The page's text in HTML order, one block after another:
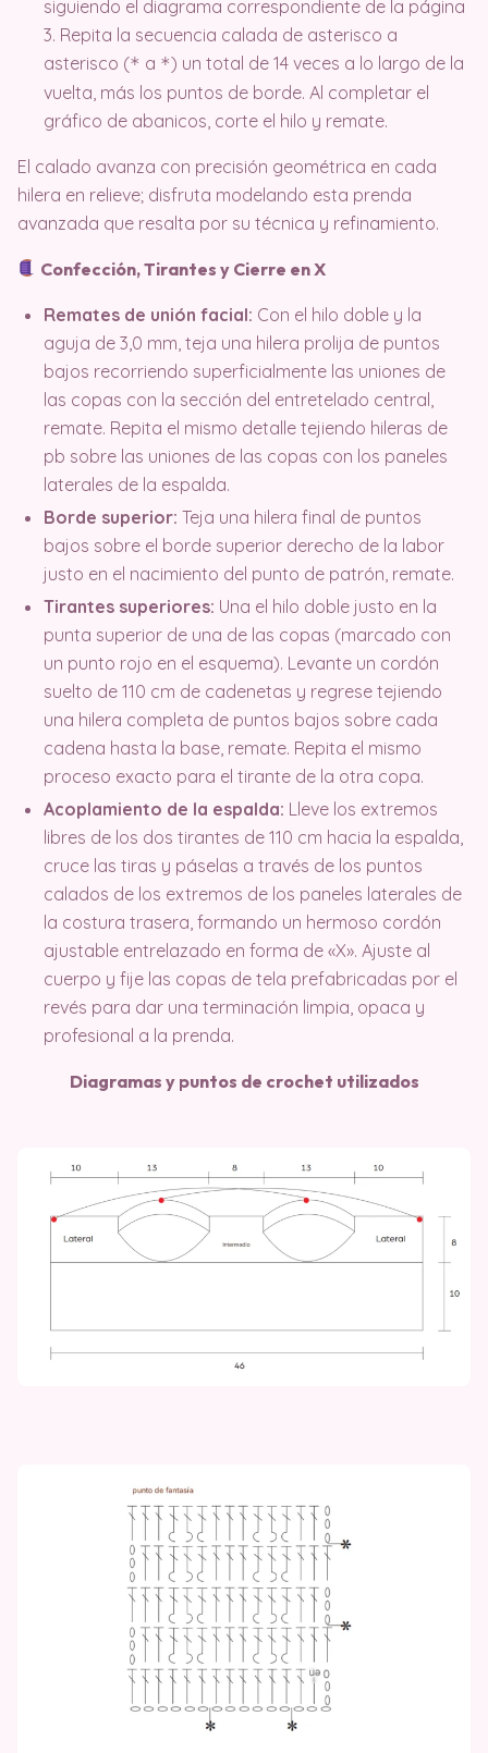
siguiendo el diagrama correspondiente de la página
3. Repita la secuencia calada de asterisco a
asterisco (* a *) un total de 14 veces a lo largo de la
vuelta, más los puntos de borde. Al completar el
gráfico de abanicos, corte el hilo y remate.
El calado avanza con precisión geométrica en cada
hilera en relieve; disfruta modelando esta prenda
avanzada que resalta por su técnica y refinamiento.
Confección, Tirantes y Cierre en X
Remates de unión facial: Con el hilo doble y la
aguja de 3,0 mm, teja una hilera prolija de puntos
bajos recorriendo superficialmente las uniones de
las copas con la sección del entretelado central,
remate. Repita el mismo detalle tejiendo hileras de
pb sobre las uniones de las copas con los paneles
laterales de la espalda.
Borde superior: Teja una hilera final de puntos
bajos sobre el borde superior derecho de la labor
justo en el nacimiento del punto de patrón, remate.
Tirantes superiores: Una el hilo doble justo en la
punta superior de una de las copas (marcado con
un punto rojo en el esquema). Levante un cordón
suelto de 110 cm de cadenetas y regrese tejiendo
una hilera completa de puntos bajos sobre cada
cadena hasta la base, remate. Repita el mismo
proceso exacto para el tirante de la otra copa.
Acoplamiento de la espalda: Lleve los extremos
libres de los dos tirantes de 110 cm hacia la espalda,
cruce las tiras y páselas a través de los puntos
calados de los extremos de los paneles laterales de
la costura trasera, formando un hermoso cordón
ajustable entrelazado en forma de «X». Ajuste al
cuerpo y fije las copas de tela prefabricadas por el
revés para dar una terminación limpia, opaca y
profesional a la prenda.
Diagramas y puntos de crochet utilizados